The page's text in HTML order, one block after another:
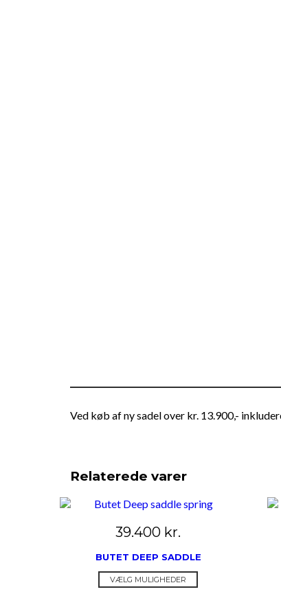
Ved køb af ny sadel over kr. 13.900,-
Relaterede varer
39.400 kr.
BUTET DEEP SADDLE
VÆLG MULIGHEDER
vare